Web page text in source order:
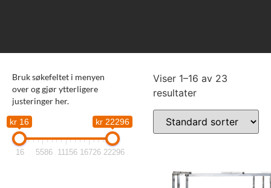
Bruk søkefeltet i menyen
over og gjør ytterligere
justeringer her.
kr 16 kr 22296
16 5586 11156 16726 22296
Viser 1–16 av 23
resultater